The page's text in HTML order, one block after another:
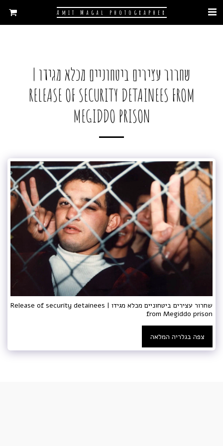
Amit Magal photographer
שחרור עצירים ביטחוניים מכלא מגידו |
RELEASE OF SECURITY DETAINEES FROM
MEGIDDO PRISON
שחרור עצירים ביטחוניים מכלא מגידו | Release of security detainees
from Megiddo prison
צפה בגלריה המלאה